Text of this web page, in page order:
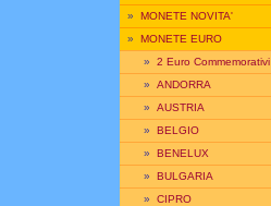
» MONETE NOVITA'
» MONETE EURO
» 2 Euro Commemorativi
» ANDORRA
» AUSTRIA
» BELGIO
» BENELUX
» BULGARIA
» CIPRO